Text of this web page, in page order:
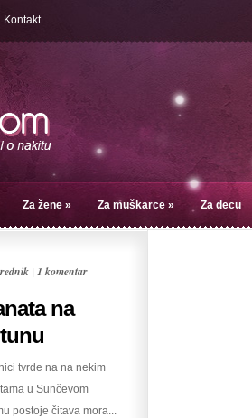
Kontakt
Za žene » Za muškarce » Za decu
| 1 komentar
na
tvrde na na nekim
u Sunčevom
postoje čitava mora...